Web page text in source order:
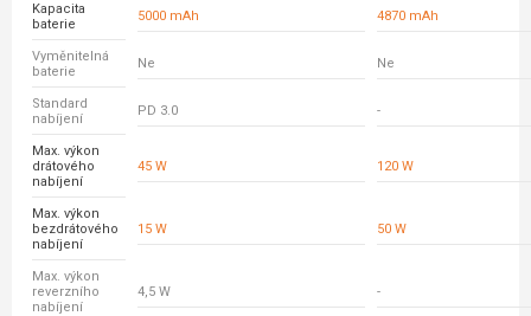
Kapacita
baterie
5000 mAh 4870 mAh
Vyměnitelná
baterie
Ne Ne
Standard
nabíjení
PD 3.0 -
Max. výkon
drátového
nabíjení
45 W 120 W
Max. výkon
bezdrátového
nabíjení
15 W 50 W
Max. výkon
reverzního
nabíjení
4,5 W -